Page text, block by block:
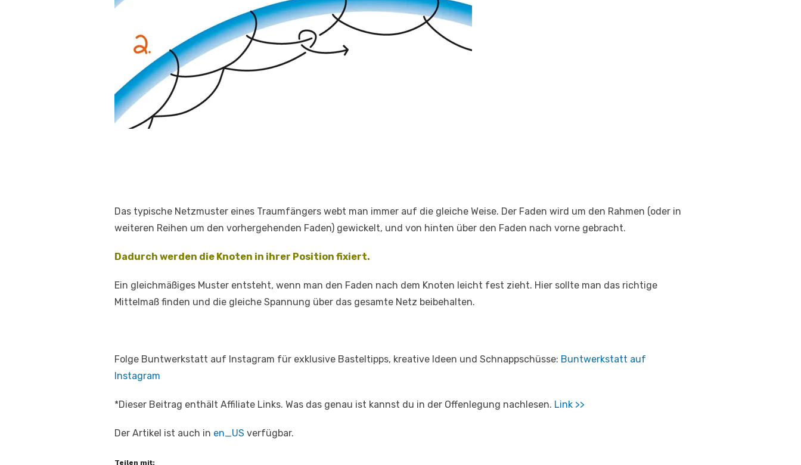
Das typische Netzmuster eines Traumfängers webt man immer auf die gleiche Weise. Der Faden wird um den Rahmen (oder in
weiteren Reihen um den vorhergehenden Faden) gewickelt, und von hinten über den Faden nach vorne gebracht.
Dadurch werden die Knoten in ihrer Position fixiert.
Ein gleichmäßiges Muster entsteht, wenn man den Faden nach dem Knoten leicht fest zieht. Hier sollte man das richtige
Mittelmaß finden und die gleiche Spannung über das gesamte Netz beibehalten.
Folge Buntwerkstatt auf Instagram für exklusive Basteltipps, kreative Ideen und Schnappschüsse: Buntwerkstatt auf
Instagram
*Dieser Beitrag enthält Affiliate Links. Was das genau ist kannst du in der Offenlegung nachlesen. Link >>
Der Artikel ist auch in en_US verfügbar.
Teilen mit: